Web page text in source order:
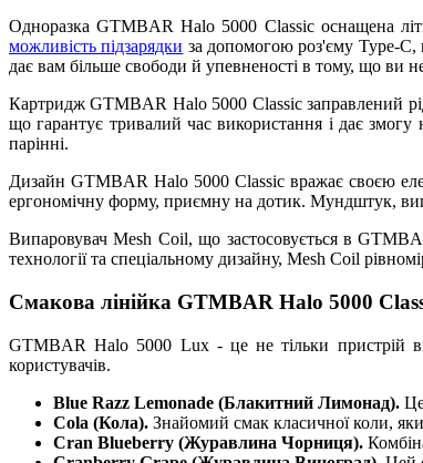
Одноразка GTMBAR Halo 5000 Classic оснащена
можливість підзарядки за допомогою роз'єму Type-C,
дає вам більше свободи й упевненості в тому, що ви
Картридж GTMBAR Halo 5000 Classic заправлений
що гарантує тривалий час використання і дає
парінні.
Дизайн GTMBAR Halo 5000 Classic вражає своєю
ергономічну форму, приємну на дотик. Мундштук,
Випаровувач Mesh Coil, що застосовується в
технології та спеціальному дизайну, Mesh Coil
Смакова лінійка GTMBAR Halo 5000
GTMBAR Halo 5000 Lux - це не тільки пристрій
користувачів.
Blue Razz Lemonade (Блакитний Лимонад).
Cola (Кола). Знайомий смак класичної коли,
Cran Blueberry (Журавлина Чорниця).